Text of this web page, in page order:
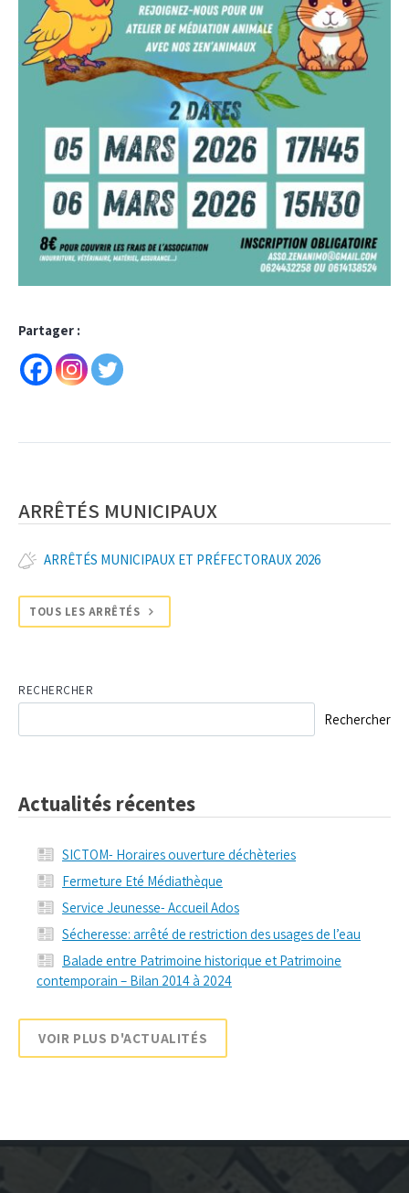
Partager :
ARRÊTÉS MUNICIPAUX
ARRÊTÉS MUNICIPAUX ET PRÉFECTORAUX 2026
TOUS LES ARRÊTÉS
RECHERCHER
Rechercher
Actualités récentes
SICTOM- Horaires ouverture déchèteries
Fermeture Eté Médiathèque
Service Jeunesse- Accueil Ados
Sécheresse: arrêté de restriction des usages de l’eau
Balade entre Patrimoine historique et Patrimoine
contemporain – Bilan 2014 à 2024
VOIR PLUS D'ACTUALITÉS